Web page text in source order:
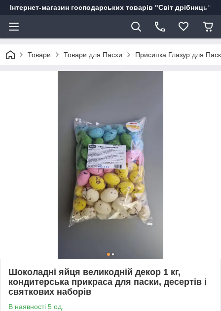
Інтернет-магазин господарських товарів "Світ дрібниць"
Товари Товари для Пасхи Присипка Глазур для
Шоколадні яйця великодній декор 1 кг,
кондитерська прикраса для паски, десертів і
святкових наборів
В наявності 5 од.